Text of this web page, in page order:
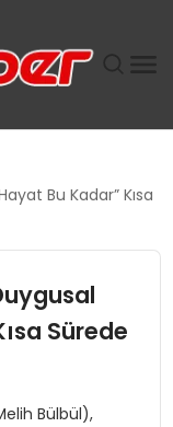
KADIN
HEDEF
Bu Kadar” Kısa
Sürede
Bülbül),